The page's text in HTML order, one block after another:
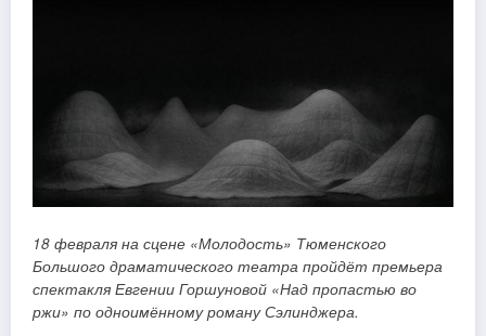
18 февраля на сцене «Молодость» Тюменского
Большого драматического театра пройдёт премьера
спектакля Евгении Горшуновой «Над пропастью во
ржи» по одноимённому роману Сэлинджера.